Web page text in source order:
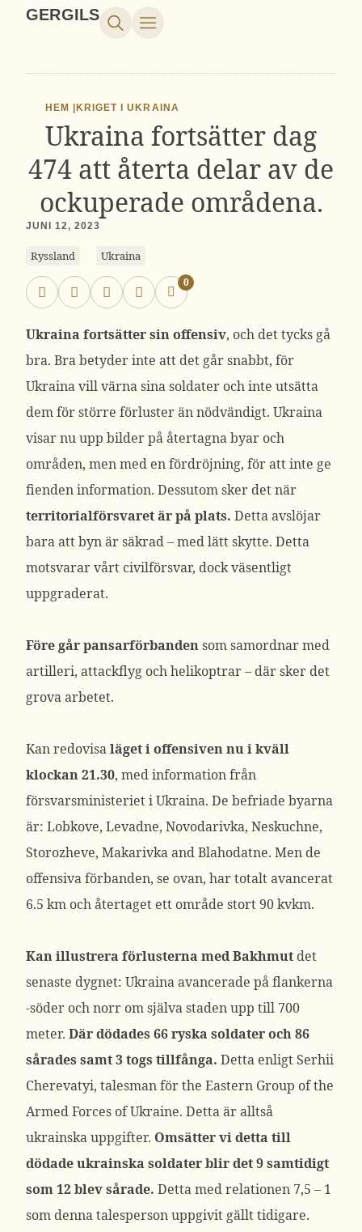
GERGILS
HEM | KRIGET I UKRAINA
Ukraina fortsätter dag
474 att återta delar av de
ockuperade områdena.
JUNI 12, 2023
Ryssland Ukraina
0
Ukraina fortsätter sin offensiv, och det tycks gå
bra. Bra betyder inte att det går snabbt, för
Ukraina vill värna sina soldater och inte utsätta
dem för större förluster än nödvändigt. Ukraina
visar nu upp bilder på återtagna byar och
områden, men med en fördröjning, för att inte ge
fienden information. Dessutom sker det när
territorialförsvaret är på plats. Detta avslöjar
bara att byn är säkrad – med lätt skytte. Detta
motsvarar vårt civilförsvar, dock väsentligt
uppgraderat.
Före går pansarförbandensom samordnar med
artilleri, attackflyg och helikoptrar – där sker det
grova arbetet.
Kan redovisaläget i offensiven nu i kväll
klockan 21.30, med information från
försvarsministeriet i Ukraina. De befriade byarna
är: Lobkove, Levadne, Novodarivka, Neskuchne,
Storozheve, Makarivka and Blahodatne. Men de
offensiva förbanden, se ovan, har totalt avancerat
6.5 km och återtaget ett område stort 90 kvkm.
Kan illustrera förlusterna med Bakhmut det
senaste dygnet: Ukraina avancerade på flankerna
-söder och norr om själva staden upp till 700
meter. Där dödades 66 ryska soldater och 86
sårades samt 3 togs tillfånga. Detta enligt Serhii
Cherevatyi, talesman för the Eastern Group of the
Armed Forces of Ukraine. Detta är alltså
ukrainska uppgifter. Omsätter vi detta till
dödade ukrainska soldater blir det 9 samtidigt
som 12 blev sårade. Detta med relationen 7,5 – 1
som denna talesperson uppgivit gällt tidigare.